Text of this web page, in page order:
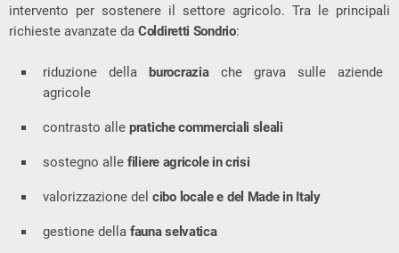
intervento per sostenere il settore agricolo. Tra le principali
richieste avanzate da Coldiretti Sondrio:
riduzione dellaburocraziache grava sulle aziende
agricole
contrasto alle pratiche commerciali sleali
sostegno alle filiere agricole in crisi
valorizzazione del cibo locale e del Made in Italy
gestione della fauna selvatica